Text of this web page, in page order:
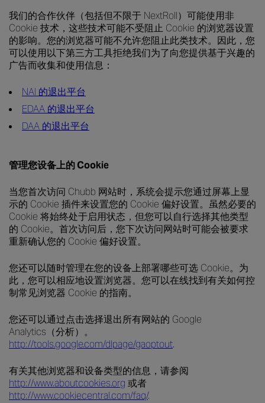
我们的合作伙伴（包括但不限于 NextRoll）可能使用非
Cookie 技术，这些技术可能不受阻止 Cookie 的浏览器设置
的影响。您的浏览器可能不允许您阻止此类技术。因此，您
可以使用以下第三方工具拒绝我们为了向您提供基于兴趣的
广告而收集和使用信息：
NAI 的退出平台
EDAA 的退出平台
DAA 的退出平台
管理您设备上的 Cookie
当您首次访问 Chubb 网站时，系统会提示您通过屏幕上显
示的 Cookie 插件来设置您的 Cookie 偏好设置。虽然必要的
Cookie 将始终处于启用状态，但您可以自行选择其他类型
的 Cookie。首次访问后，您下次访问网站时可能会被要求
重新确认您的 Cookie 偏好设置。
您还可以随时管理在您的设备上部署哪些可选 Cookie。为
此，您可以相应地设置浏览器。您可以在线找到有关如何控
制常见浏览器 Cookie 的指南。
您还可以通过点击选择退出所有网站的 Google
Analytics（分析）。
http://tools.google.com/dlpage/gaoptout.
有关其他浏览器和设备类型的信息，请参阅
http://www.aboutcookies.org 或者
http://www.cookiecentral.com/faq/.